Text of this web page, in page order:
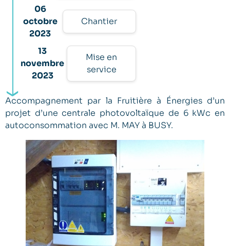
06
octobre
2023
Chantier
13
novembre
2023
Mise en
service
Accompagnement par la Fruitière à Énergies d’un
projet d’une centrale photovoltaïque de 6 kWc en
autoconsommation avec M. MAY à BUSY.